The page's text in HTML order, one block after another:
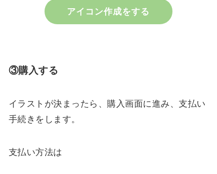
アイコン作成をする
③購入する
イラストが決まったら、購入画面に進み、支払い
手続きをします。
支払い方法は